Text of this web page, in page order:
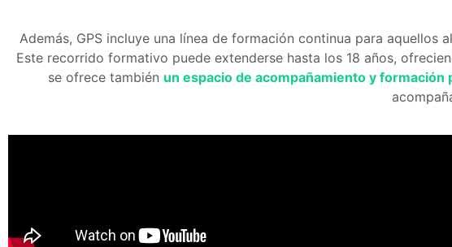
Además, GPS incluye una línea de formación continua para
Este recorrido formativo puede extenderse hasta los 18 años,
se ofrece también un espacio de acompañamiento y formación